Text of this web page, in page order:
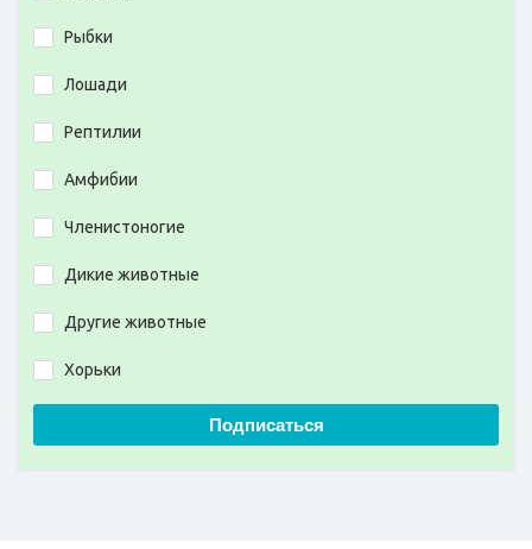
Рыбки
Лошади
Рептилии
Амфибии
Членистоногие
Дикие животные
Другие животные
Хорьки
Подписаться